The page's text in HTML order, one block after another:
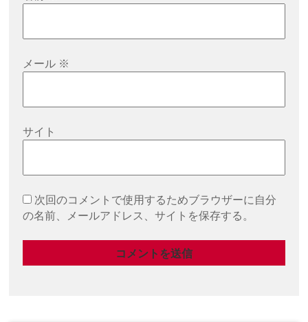
メール ※
サイト
次回のコメントで使用するためブラウザーに自分
の名前、メールアドレス、サイトを保存する。